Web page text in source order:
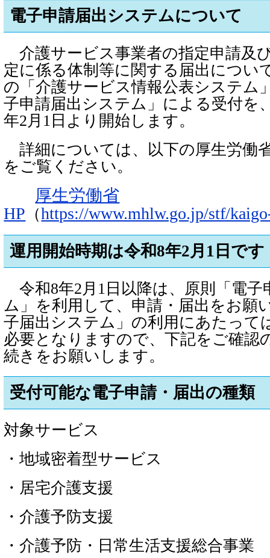
電子申請届出システムについて
介護サービス事業者の指定申請及
定に係る体制等に関する届出につい
の「介護サービス情報公表システム
子申請届出システム」による受付を
年2月1日より開始します。
詳細については、以下の厚生労働
をご覧ください。
厚生労働省
HP （https://www.mhlw.go.jp/stf/
運用開始時期は令和8年2月1日です
令和8年2月1日以降は、原則「電子
ム」を利用して、申請・届出をお願
子届出システム」の利用にあたって
必要となりますので、下記をご確認
続きをお願いします。
受付可能な電子申請・届出の種類
対象サービス
・地域密着型サービス
・居宅介護支援
・介護予防支援
・介護予防・日常生活支援総合事業